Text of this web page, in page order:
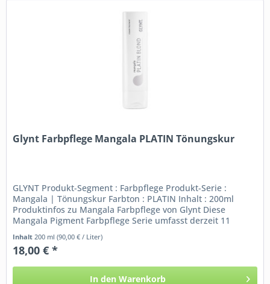
Glynt Farbpflege Mangala PLATIN Tönungskur
GLYNT Produkt-Segment : Farbpflege Produkt-Serie :
Mangala | Tönungskur Farbton : PLATIN Inhalt : 200ml
Produktinfos zu Mangala Farbpflege von Glynt Diese
Mangala Pigment Farbpflege Serie umfasst derzeit 11
verschieden nuancierte...
Inhalt200 ml(90,00 € / Liter)
18,00 € *
In den Warenkorb